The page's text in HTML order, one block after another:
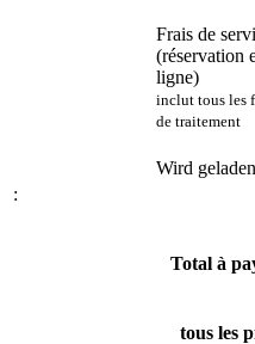
Frais de
(réservation
ligne)
inclut tous les
de traitement
Wird
:
Total à
tous les